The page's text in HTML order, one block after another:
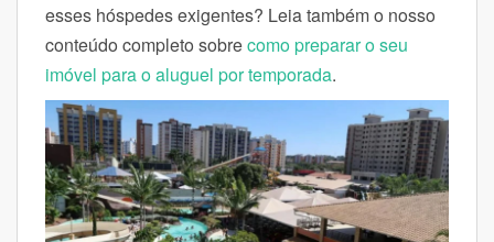
esses hóspedes exigentes? Leia também o nosso
conteúdo completo sobrecomo preparar o seu
imóvel para o aluguel por temporada.